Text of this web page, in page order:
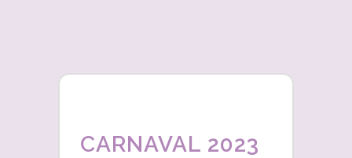
CARNAVAL 2023